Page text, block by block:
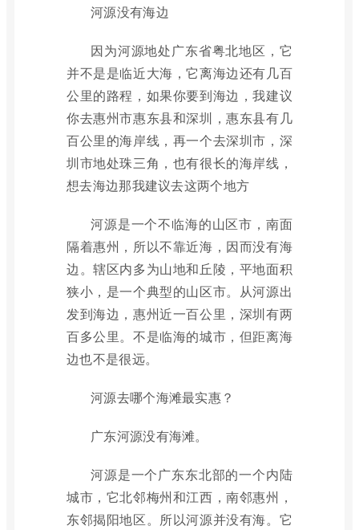
河源没有海边
因为河源地处广东省粤北地区，它
并不是是临近大海，它离海边还有几百
公里的路程，如果你要到海边，我建议
你去惠州市惠东县和深圳，惠东县有几
百公里的海岸线，再一个去深圳市，深
圳市地处珠三角，也有很长的海岸线，
想去海边那我建议去这两个地方
河源是一个不临海的山区市，南面
隔着惠州，所以不靠近海，因而没有海
边。辖区内多为山地和丘陵，平地面积
狭小，是一个典型的山区市。从河源出
发到海边，惠州近一百公里，深圳有两
百多公里。不是临海的城市，但距离海
边也不是很远。
河源去哪个海滩最实惠？
广东河源没有海滩。
河源是一个广东东北部的一个内陆
城市，它北邻梅州和江西，南邻惠州，
东邻揭阳地区。所以河源并没有海。它